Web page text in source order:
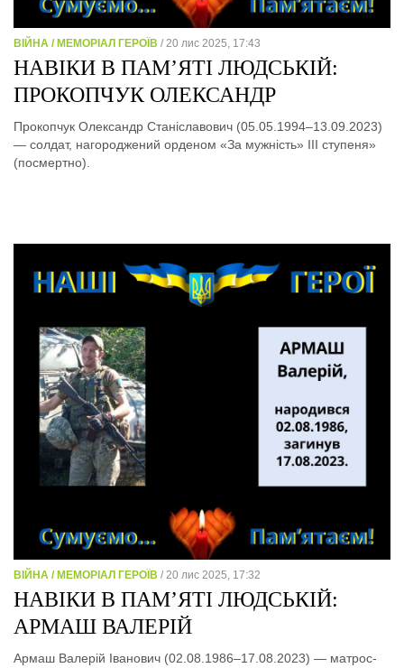
ВІЙНА / МЕМОРІАЛ ГЕРОЇВ / 20 лис 2025, 17:43
НАВІКИ В ПАМ’ЯТІ ЛЮДСЬКІЙ:
ПРОКОПЧУК ОЛЕКСАНДР
Прокопчук Олександр Станіславович (05.05.1994–13.09.2023)
— солдат, нагороджений орденом «За мужність» ІІІ ступеня»
(посмертно).
ВІЙНА / МЕМОРІАЛ ГЕРОЇВ / 20 лис 2025, 17:32
НАВІКИ В ПАМ’ЯТІ ЛЮДСЬКІЙ:
АРМАШ ВАЛЕРІЙ
Армаш Валерій Іванович (02.08.1986–17.08.2023) — матрос-